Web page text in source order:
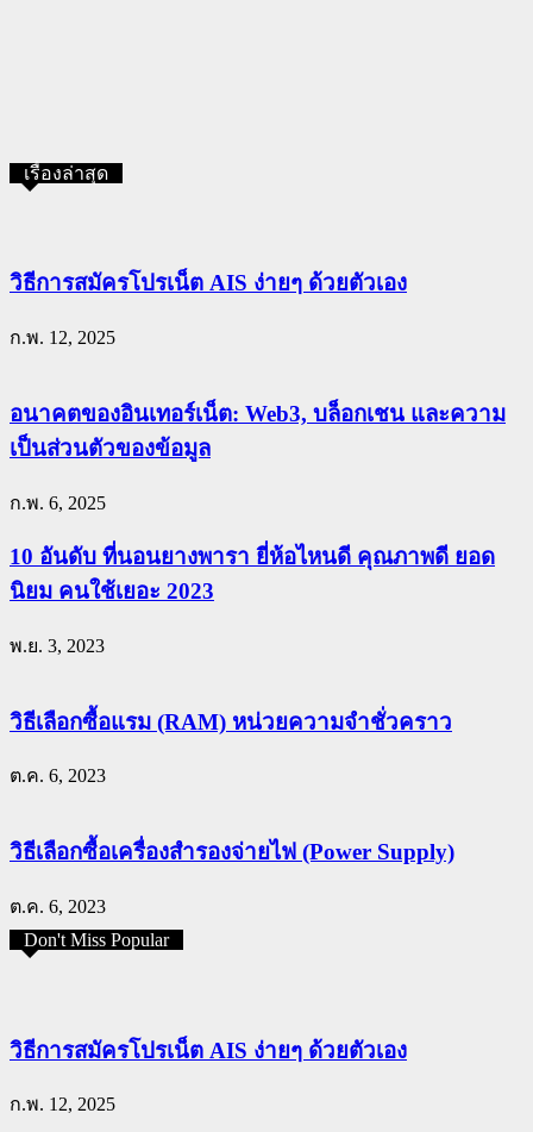
เรื่องล่าสุด
วิธีการสมัครโปรเน็ต AIS ง่ายๆ ด้วยตัวเอง
ก.พ. 12, 2025
อนาคตของอินเทอร์เน็ต: Web3, บล็อกเชน และความ
เป็นส่วนตัวของข้อมูล
ก.พ. 6, 2025
10 อันดับ ที่นอนยางพารา ยี่ห้อไหนดี คุณภาพดี ยอด
นิยม คนใช้เยอะ 2023
พ.ย. 3, 2023
วิธีเลือกซื้อแรม (RAM) หน่วยความจำชั่วคราว
ต.ค. 6, 2023
วิธีเลือกซื้อเครื่องสำรองจ่ายไฟ (Power Supply)
ต.ค. 6, 2023
Don't Miss Popular
วิธีการสมัครโปรเน็ต AIS ง่ายๆ ด้วยตัวเอง
ก.พ. 12, 2025